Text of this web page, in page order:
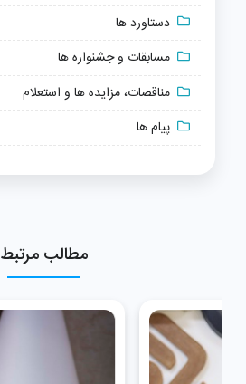
دستاورد ها
مسابقات و جشنواره ها
مناقصات، مزایده ها و استعلام
پیام ها
مطالب مرتبط